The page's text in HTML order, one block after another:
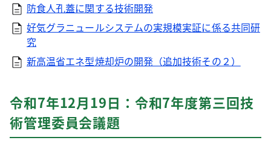
防食人孔蓋に関する技術開発
好気グラニュールシステムの実規模実証に係る共同研
究
新高温省エネ型焼却炉の開発（追加技術その２）
令和7年12月19日：令和7年度第三回技
術管理委員会議題